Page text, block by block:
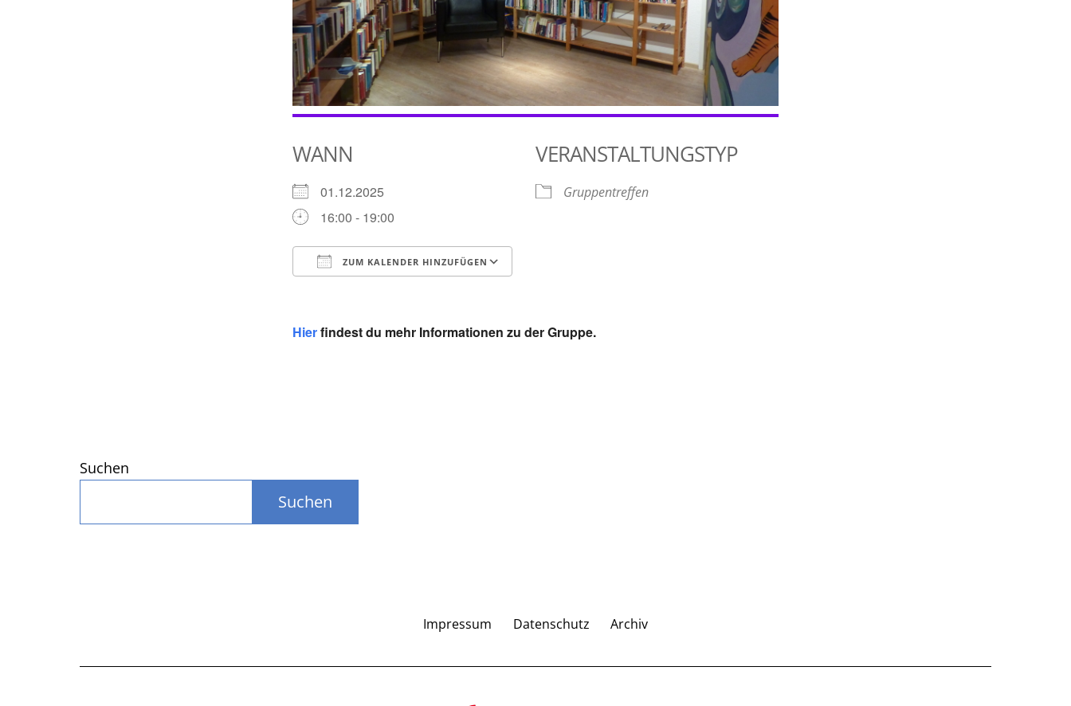
WANN
01.12.2025
16:00 - 19:00
ZUM KALENDER HINZUFÜGEN
VERANSTALTUNGSTYP
Gruppentreffen
Hierfindest du mehr Informationen zu der Gruppe.
Suchen
Suchen
Impressum Datenschutz Archiv